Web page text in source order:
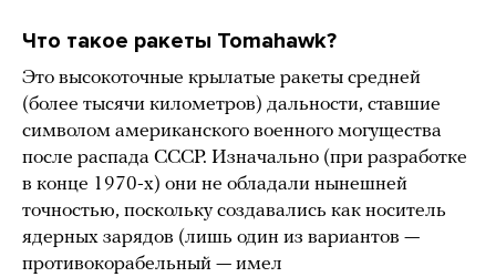
Что такое ракеты Tomahawk?
Это высокоточные крылатые ракеты средней
(более тысячи километров) дальности, ставшие
символом американского военного могущества
после распада СССР. Изначально (при разработке
в конце 1970-х) они не обладали нынешней
точностью, поскольку создавались как носитель
ядерных зарядов (лишь один из вариантов —
противокорабельный — имел